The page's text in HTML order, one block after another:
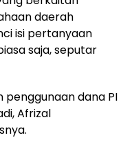
daerah
isi pertanyaan
saja, seputar
penggunaan dana PI
Afrizal